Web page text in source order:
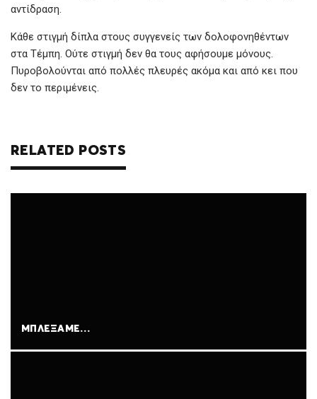
αντίδραση.
Κάθε στιγμή δίπλα στους συγγενείς των δολοφονηθέντων
στα Τέμπη. Ούτε στιγμή δεν θα τους αφήσουμε μόνους.
Πυροβολούνται από πολλές πλευρές ακόμα και από κει που
δεν το περιμένεις.
RELATED POSTS
ΜΠΛΈΞΑΜΕ…